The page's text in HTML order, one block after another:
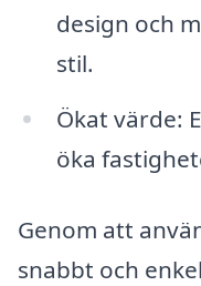
design och
stil.
Ökat värde:
öka
Genom att
snabbt och